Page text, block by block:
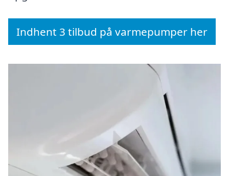
Indhent 3 tilbud på varmepumper her